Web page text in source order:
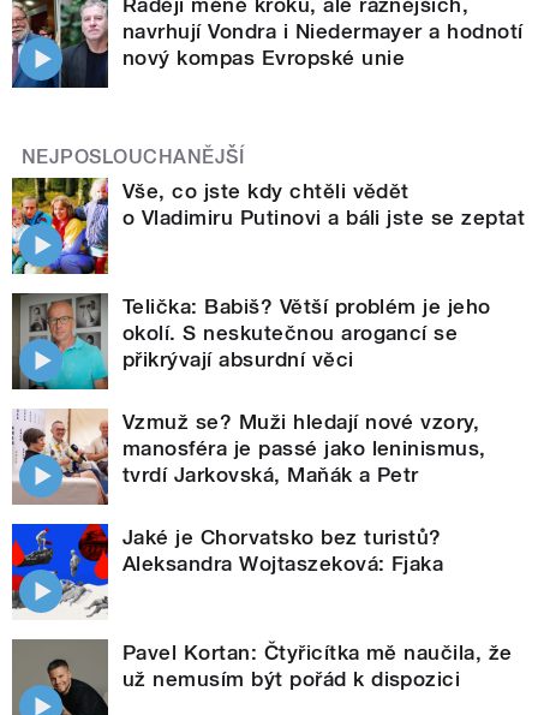
navrhují Vondra i Niedermayer a hodnotí
nový kompas Evropské unie
NEJPOSLOUCHANĚJŠÍ
Vše, co jste kdy chtěli vědět
o Vladimiru Putinovi a báli jste se zeptat
Telička: Babiš? Větší problém je jeho
okolí. S neskutečnou arogancí se
přikrývají absurdní věci
Vzmuž se? Muži hledají nové vzory,
manosféra je passé jako leninismus,
tvrdí Jarkovská, Maňák a Petr
Jaké je Chorvatsko bez turistů?
Aleksandra Wojtaszeková: Fjaka
Pavel Kortan: Čtyřicítka mě naučila, že
už nemusím být pořád k dispozici